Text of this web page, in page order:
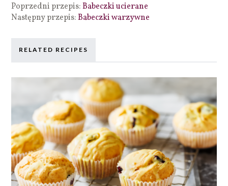
Poprzedni przepis:Babeczki ucierane
Następny przepis:Babeczki warzywne
RELATED RECIPES